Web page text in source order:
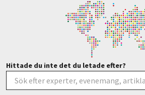
Hittade du inte det du letade efter?